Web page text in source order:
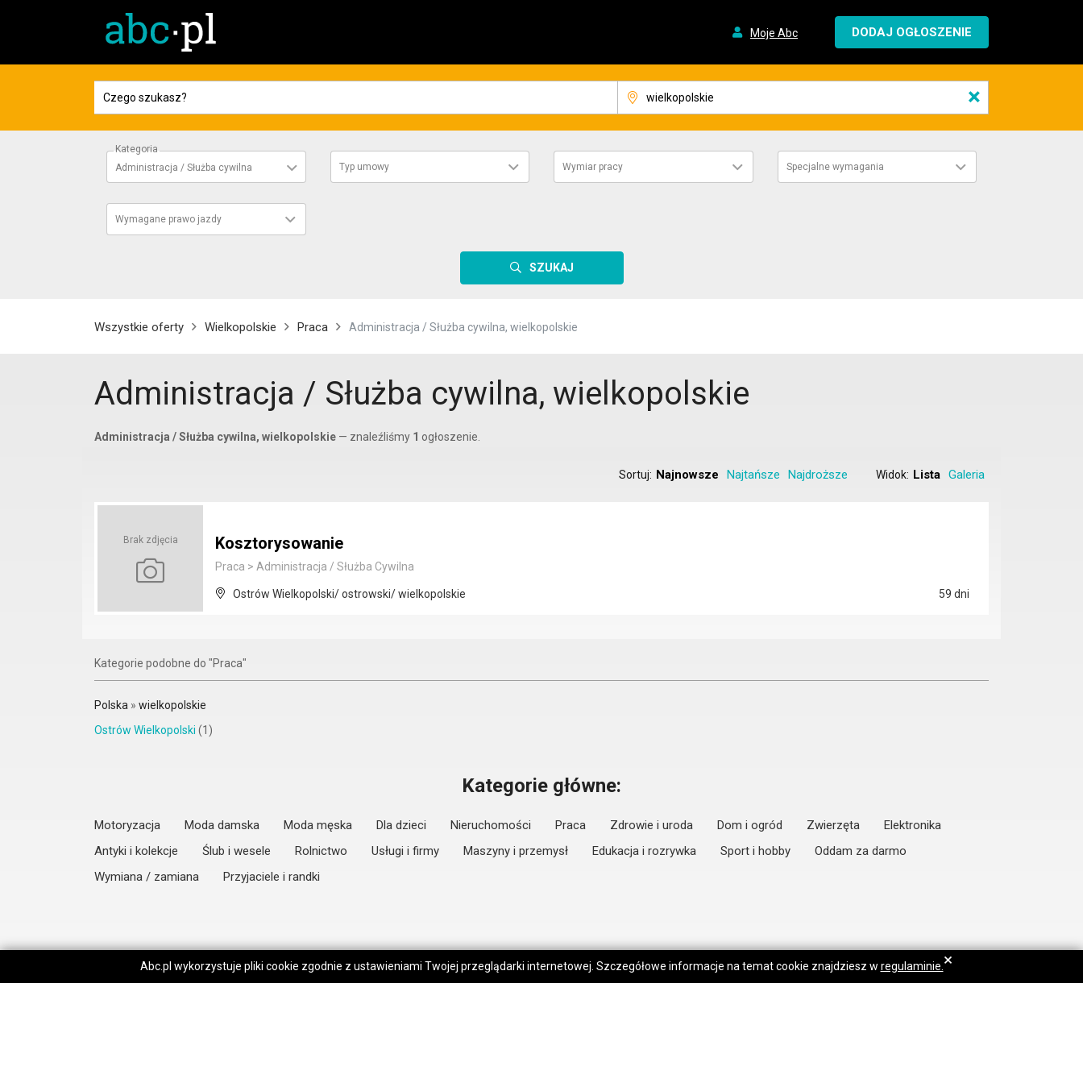
Moje Abc DODAJ OGŁOSZENIE
×
Kategoria
Administracja / Służba cywilna
Typ umowy Wymiar pracy Specjalne wymagania
Wymagane prawo jazdy
SZUKAJ
Wszystkie oferty Wielkopolskie Praca Administracja / Służba cywilna, wielkopolskie
Administracja / Służba cywilna, wielkopolskie
Administracja / Służba cywilna, wielkopolskie — znaleźliśmy 1 ogłoszenie.
Sortuj: Najnowsze Najtańsze Najdroższe Widok: Lista Galeria
Brak zdjęcia Kosztorysowanie
Praca > Administracja / Służba Cywilna
Ostrów Wielkopolski/ ostrowski/ wielkopolskie 59 dni
Kategorie podobne do "Praca"
Polska » wielkopolskie
Ostrów Wielkopolski (1)
Kategorie główne:
Motoryzacja Moda damska Moda męska Dla dzieci Nieruchomości Praca Zdrowie i uroda Dom i ogród Zwierzęta
Elektronika
Antyki i kolekcje
Ślub i wesele Rolnictwo Usługi i firmy Maszyny i przemysł Edukacja i rozrywka Sport i hobby
Oddam za darmo
Wymiana / zamiana
Przyjaciele i randki
Abc.pl wykorzystuje pliki cookie zgodnie z ustawieniami Twojej przeglądarki internetowej. Szczegółowe informacje na temat cookie znajdziesz w regulaminie. ×